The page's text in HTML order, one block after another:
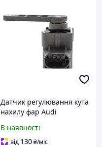
Датчик регулювання кута
нахилу фар Audi
94-05 VIKA
В наявності
від 130₴/міс